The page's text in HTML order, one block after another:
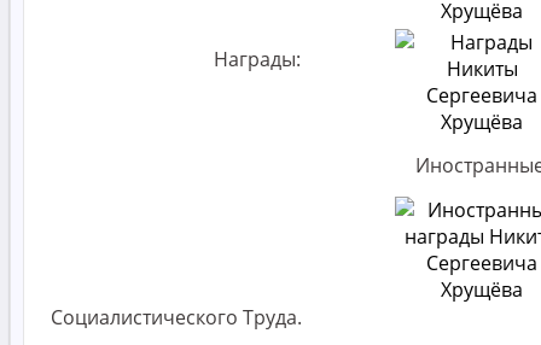
Награды:
Социалистического Труда.